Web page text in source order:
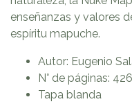
enseñanzas y valores
espíritu mapuche.
Autor: Eugenio
N° de páginas: 426
Tapa blanda